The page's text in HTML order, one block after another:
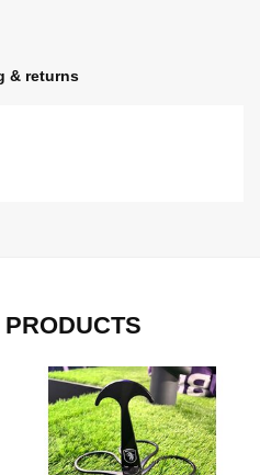
& returns